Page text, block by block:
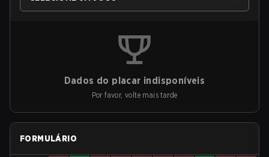
Dados do placar indisponíveis
Por favor, volte mais tarde
FORMULÁRIO